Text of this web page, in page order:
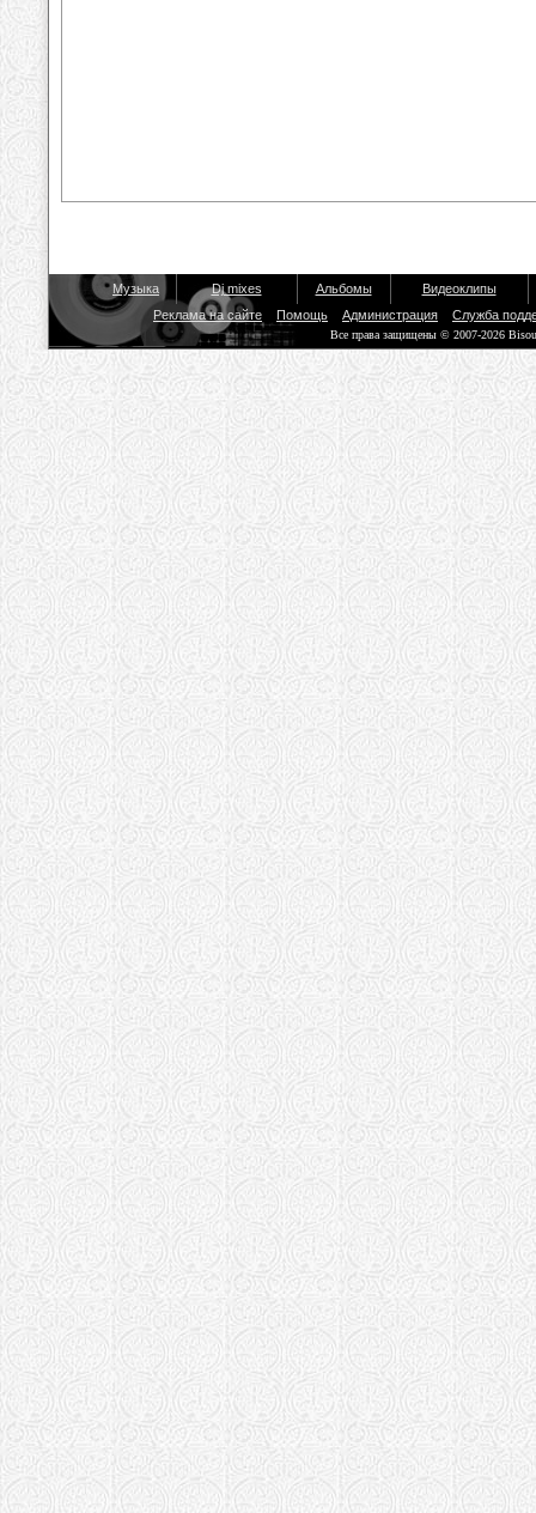
Музыка Dj mixes Альбомы
Видеоклипы
Реклама на сайте
Помощь Администрация Служба
Все права защищены © 2007-2026